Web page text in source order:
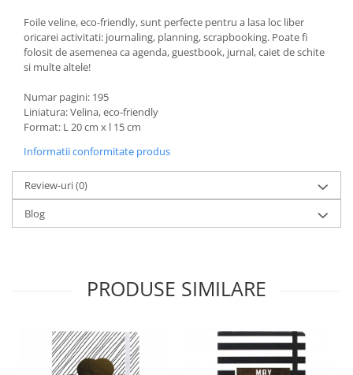
Foile veline, eco-friendly, sunt perfecte pentru a lasa loc liber
oricarei activitati: journaling, planning, scrapbooking. Poate fi
folosit de asemenea ca agenda, guestbook, jurnal, caiet de schite
si multe altele!
Numar pagini: 195
Liniatura: Velina, eco-friendly
Format: L 20 cm x l 15 cm
Informatii conformitate produs
Review-uri(0)
Blog
PRODUSE SIMILARE